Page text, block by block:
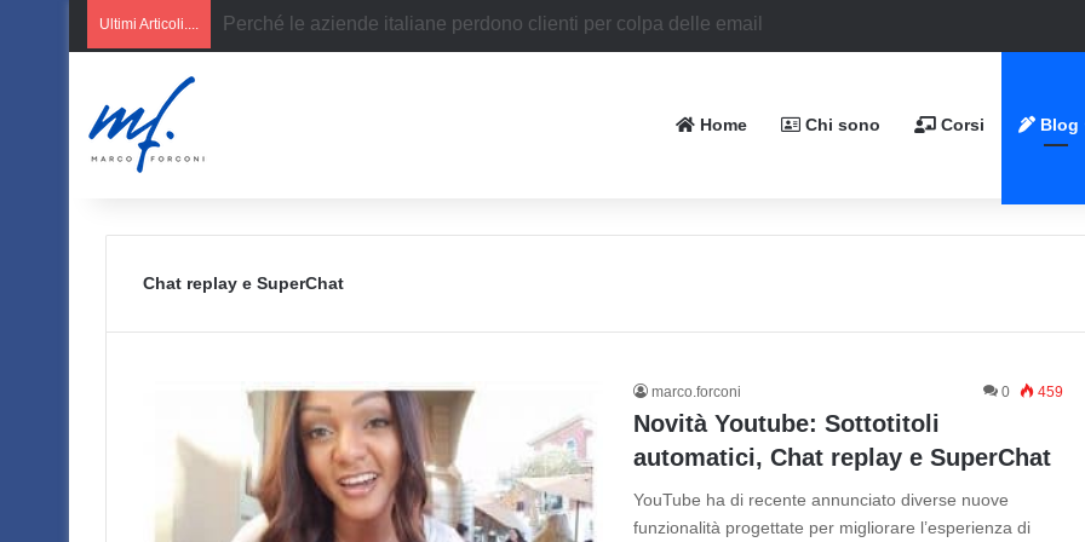
Ultimi Articoli.... AI per PMI italiane
Home Chi sono Corsi Blog
Chat replay e SuperChat
marco.forconi 0 459
Novità Youtube: Sottotitoli
automatici, Chat replay e SuperChat
YouTube ha di recente annunciato diverse nuove
funzionalità progettate per migliorare l’esperienza di